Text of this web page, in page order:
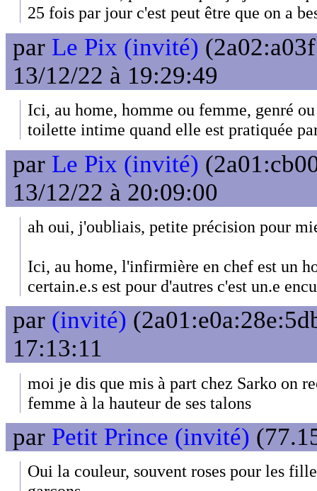
25 fois par jour c'est peut être que on a
par Le Pix (invité)
13/12/22 à 19:29:49
Ici, au home, homme ou femme, genré
toilette intime quand elle est pratiquée
par Le Pix (invité)
13/12/22 à 20:09:00
ah oui, j'oubliais, petite précision pour
Ici, au home, l'infirmière en chef est un
certain.e.s est pour d'autres c'est un.e
par (invité)
17:13:11
moi je dis que mis à part chez Sarko on
femme à la hauteur de ses talons
par Petit Prince (invité)
Oui la couleur, souvent roses pour les